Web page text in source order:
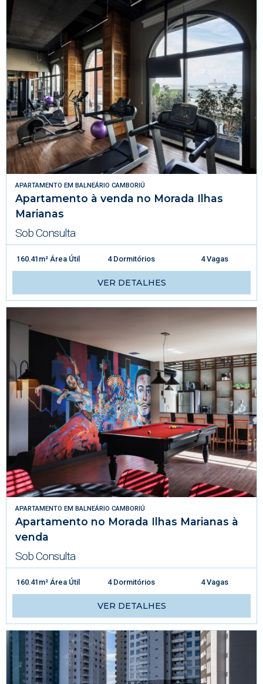
APARTAMENTO EM BALNEÁRIO CAMBORIÚ
Apartamento à venda no Morada Ilhas
Marianas
Sob Consulta
160.41m² Área Útil 4 Dormitórios 4 Vagas
VER DETALHES
APARTAMENTO EM BALNEÁRIO CAMBORIÚ
Apartamento no Morada Ilhas Marianas à
venda
Sob Consulta
160.41m² Área Útil 4 Dormitórios 4 Vagas
VER DETALHES